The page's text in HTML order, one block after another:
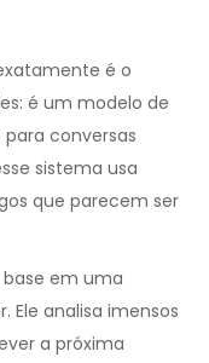
é o
é um modelo de
conversas
sistema usa
que parecem ser
em uma
analisa imensos
a próxima